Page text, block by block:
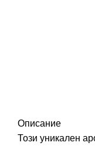
Описание
Този уникален